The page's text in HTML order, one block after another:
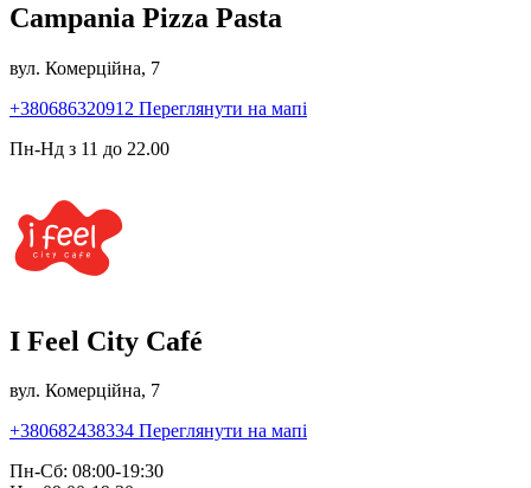
Campania Pizza Pasta
вул. Комерційна, 7
+380686320912 Переглянути на мапі
Пн-Нд з 11 до 22.00
I Feel City Café
вул. Комерційна, 7
+380682438334 Переглянути на мапі
Пн-Сб: 08:00-19:30